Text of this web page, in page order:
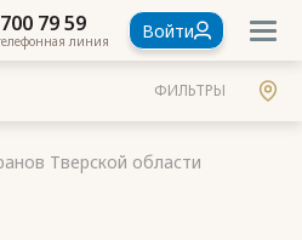
79 59
линия Войти
ФИЛЬТРЫ
Тверской области